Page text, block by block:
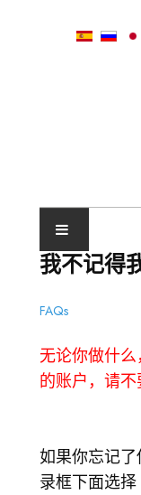
展会日历
TICA评委
常见问题
前往
我不记得
FAQs
无论你做什
的账户，请
如果你忘记
录框下面选